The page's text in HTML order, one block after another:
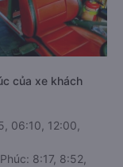
của xe khách
06:10, 12:00,
8:17, 8:52,